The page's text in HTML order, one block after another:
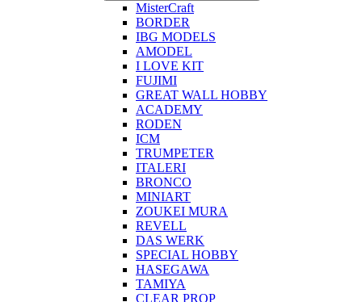
MisterCraft
BORDER
IBG MODELS
AMODEL
I LOVE KIT
FUJIMI
GREAT WALL HOBBY
ACADEMY
RODEN
ICM
TRUMPETER
ITALERI
BRONCO
MINIART
ZOUKEI MURA
REVELL
DAS WERK
SPECIAL HOBBY
HASEGAWA
TAMIYA
CLEAR PROP